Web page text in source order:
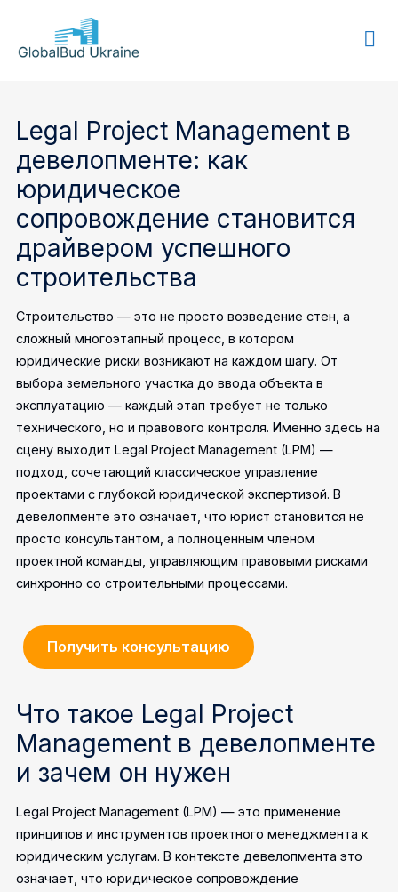
GLOBALBUD
Legal Project Management в
девелопменте: как
юридическое
сопровождение становится
драйвером успешного
строительства
Строительство — это не просто возведение стен, а
сложный многоэтапный процесс, в котором
юридические риски возникают на каждом шагу. От
выбора земельного участка до ввода объекта в
эксплуатацию — каждый этап требует не только
технического, но и правового контроля. Именно здесь на
сцену выходит Legal Project Management (LPM) —
подход, сочетающий классическое управление
проектами с глубокой юридической экспертизой. В
девелопменте это означает, что юрист становится не
просто консультантом, а полноценным членом
проектной команды, управляющим правовыми рисками
синхронно со строительными процессами.
Получить консультацию
Что такое Legal Project
Management в девелопменте
и зачем он нужен
Legal Project Management (LPM) — это применение
принципов и инструментов проектного менеджмента к
юридическим услугам. В контексте девелопмента это
означает, что юридическое сопровождение